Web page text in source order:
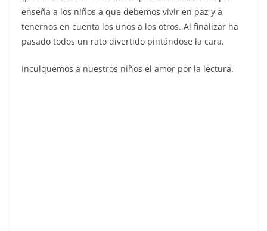
enseña a los niños a que debemos vivir en paz y a
tenernos en cuenta los unos a los otros. Al finalizar ha
pasado todos un rato divertido pintándose la cara.
Inculquemos a nuestros niños el amor por la lectura.